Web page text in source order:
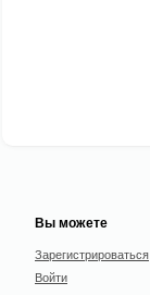
Вы можете
Зарегистрироваться
Войти